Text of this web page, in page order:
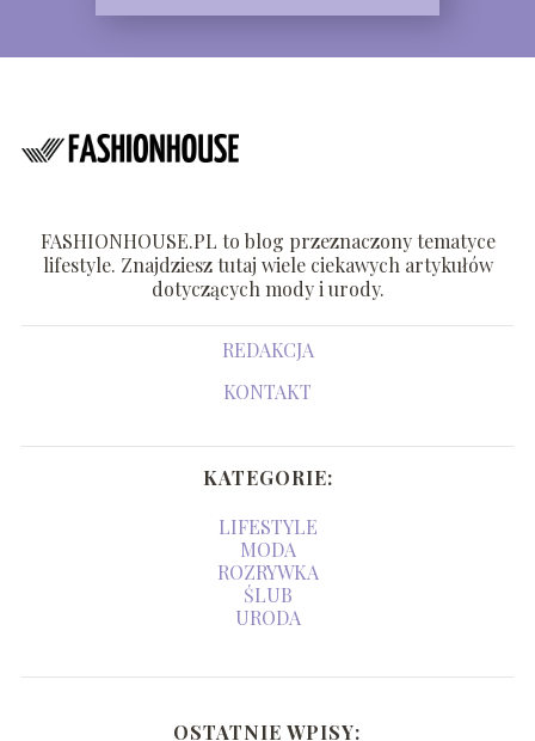
FASHIONHOUSE.PL to blog przeznaczony tematyce
lifestyle. Znajdziesz tutaj wiele ciekawych artykułów
dotyczących mody i urody.
REDAKCJA
KONTAKT
KATEGORIE:
LIFESTYLE
MODA
ROZRYWKA
ŚLUB
URODA
OSTATNIE WPISY: